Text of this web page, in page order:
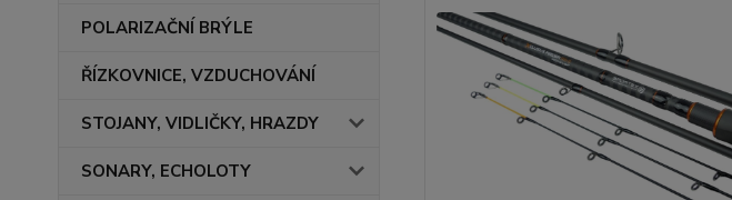
POLARIZAČNÍ BRÝLE
ŘÍZKOVNICE, VZDUCHOVÁNÍ
STOJANY, VIDLIČKY, HRAZDY
SONARY, ECHOLOTY